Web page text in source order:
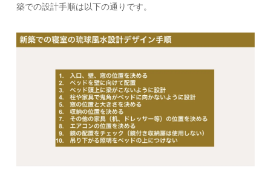
築での設計手順は以下の通りです。